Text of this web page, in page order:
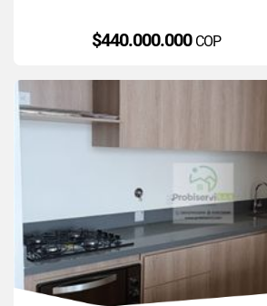
$440.000.000 COP